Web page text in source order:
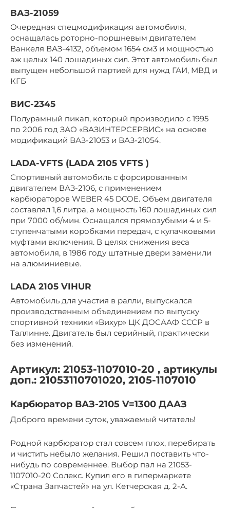
ВАЗ-21059
Очередная спецмодификация автомобиля,
оснащалась роторно-поршневым двигателем
Ванкеля ВАЗ-4132, объемом 1654 см3 и мощностью
аж целых 140 лошадиных сил. Этот автомобиль был
выпущен небольшой партией для нужд ГАИ, МВД и
КГБ
ВИС-2345
Полурамный пикап, который производило с 1995
по 2006 год ЗАО «ВАЗИНТЕРСЕРВИС» на основе
модификаций ВАЗ-21053 и ВАЗ-21054.
LADA-VFTS (LADA 2105 VFTS )
Спортивный автомобиль с форсированным
двигателем ВАЗ-2106, с применением
карбюраторов WEBER 45 DCOE. Объем двигателя
составлял 1,6 литра, а мощность 160 лошадиных сил
при 7000 об/мин. Оснащался прямозубыми 4 и 5-
ступенчатыми коробками передач, с кулачковыми
муфтами включения. В целях снижения веса
автомобиля, в 1986 году штатные двери заменили
на алюминиевые.
LADA 2105 VIHUR
Автомобиль для участия в ралли, выпускался
производственным объединением по выпуску
спортивной техники «Вихур» ЦК ДОСААФ СССР в
Таллинне. Двигатель был серийный, практически
без изменений.
Артикул: 21053-1107010-20 , артикулы
доп.: 21053110701020, 2105-1107010
Карбюратор ВАЗ-2105 V=1300 ДААЗ
Доброго времени суток, уважаемый читатель!
Родной карбюратор стал совсем плох, перебирать
и чистить небыло желания. Решил поставить что-
нибудь по современнее. Выбор пал на 21053-
1107010-20 Солекс. Купил его в гипермаркете
«Страна Запчастей» на ул. Кетчерская д. 2-А.